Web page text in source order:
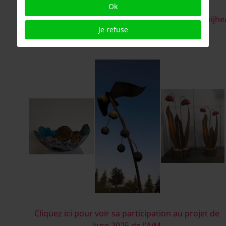
https://www.instagram.com/
henny@deverbeeldingwijhe.nl
Cliquez ici pour voir sa participation au projet de
Ok
Je refuse